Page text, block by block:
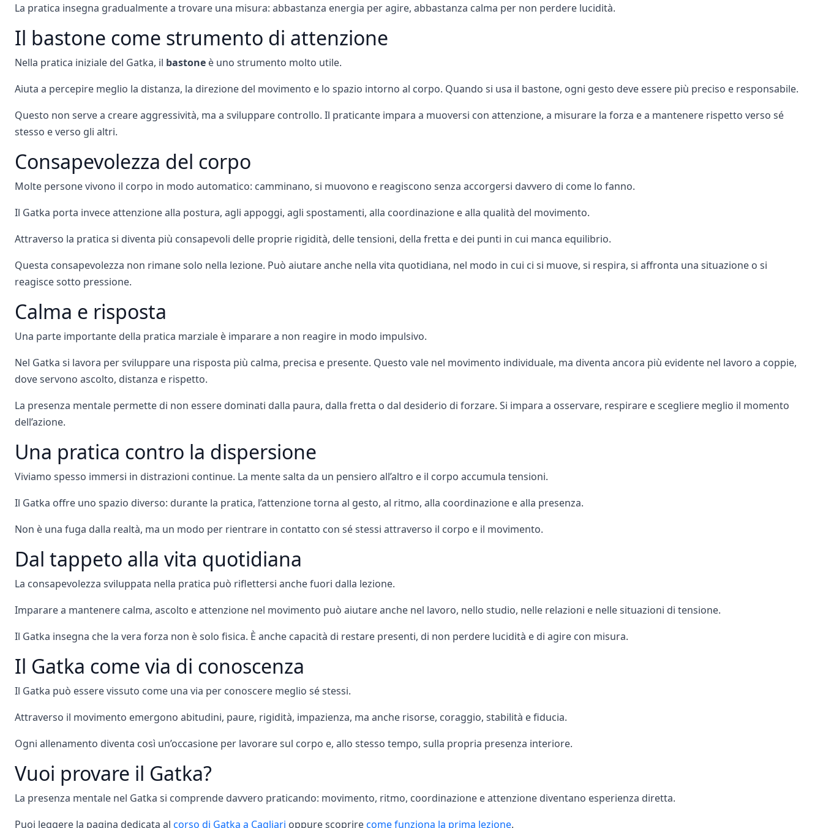
La pratica insegna gradualmente a trovare una misura: abbastanza energia per agire, abbastanza calma per non perdere lucidità.
Il bastone come strumento di attenzione
Nella pratica iniziale del Gatka, il bastone è uno strumento molto utile.
Aiuta a percepire meglio la distanza, la direzione del movimento e lo spazio intorno al corpo. Quando si usa il bastone, ogni gesto deve essere più preciso e responsabile.
Questo non serve a creare aggressività, ma a sviluppare controllo. Il praticante impara a muoversi con attenzione, a misurare la forza e a mantenere rispetto verso sé
stesso e verso gli altri.
Consapevolezza del corpo
Molte persone vivono il corpo in modo automatico: camminano, si muovono e reagiscono senza accorgersi davvero di come lo fanno.
Il Gatka porta invece attenzione alla postura, agli appoggi, agli spostamenti, alla coordinazione e alla qualità del movimento.
Attraverso la pratica si diventa più consapevoli delle proprie rigidità, delle tensioni, della fretta e dei punti in cui manca equilibrio.
Questa consapevolezza non rimane solo nella lezione. Può aiutare anche nella vita quotidiana, nel modo in cui ci si muove, si respira, si affronta una situazione o si
reagisce sotto pressione.
Calma e risposta
Una parte importante della pratica marziale è imparare a non reagire in modo impulsivo.
Nel Gatka si lavora per sviluppare una risposta più calma, precisa e presente. Questo vale nel movimento individuale, ma diventa ancora più evidente nel lavoro a coppie,
dove servono ascolto, distanza e rispetto.
La presenza mentale permette di non essere dominati dalla paura, dalla fretta o dal desiderio di forzare. Si impara a osservare, respirare e scegliere meglio il momento
dell’azione.
Una pratica contro la dispersione
Viviamo spesso immersi in distrazioni continue. La mente salta da un pensiero all’altro e il corpo accumula tensioni.
Il Gatka offre uno spazio diverso: durante la pratica, l’attenzione torna al gesto, al ritmo, alla coordinazione e alla presenza.
Non è una fuga dalla realtà, ma un modo per rientrare in contatto con sé stessi attraverso il corpo e il movimento.
Dal tappeto alla vita quotidiana
La consapevolezza sviluppata nella pratica può riflettersi anche fuori dalla lezione.
Imparare a mantenere calma, ascolto e attenzione nel movimento può aiutare anche nel lavoro, nello studio, nelle relazioni e nelle situazioni di tensione.
Il Gatka insegna che la vera forza non è solo fisica. È anche capacità di restare presenti, di non perdere lucidità e di agire con misura.
Il Gatka come via di conoscenza
Il Gatka può essere vissuto come una via per conoscere meglio sé stessi.
Attraverso il movimento emergono abitudini, paure, rigidità, impazienza, ma anche risorse, coraggio, stabilità e fiducia.
Ogni allenamento diventa così un’occasione per lavorare sul corpo e, allo stesso tempo, sulla propria presenza interiore.
Vuoi provare il Gatka?
La presenza mentale nel Gatka si comprende davvero praticando: movimento, ritmo, coordinazione e attenzione diventano esperienza diretta.
Puoi leggere la pagina dedicata al corso di Gatka a Cagliari oppure scoprirecome funziona la prima lezione.